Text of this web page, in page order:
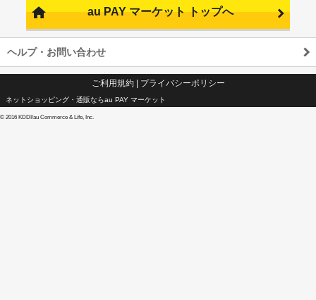
au PAY マーケット トップへ
ヘルプ・お問い合わせ
ご利用規約| プライバシーポリシー
ネットショッピング・通販ならau PAY マーケット
© 2016 KDDI/au Commerce & Life, Inc.